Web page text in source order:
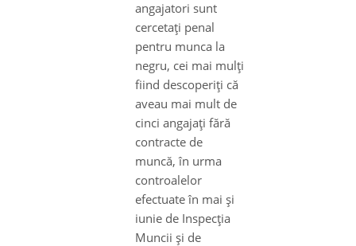
angajatori sunt
cercetaţi penal
pentru munca la
negru, cei mai mulţi
fiind descoperiţi că
aveau mai mult de
cinci angajaţi fără
contracte de
muncă, în urma
controalelor
efectuate în mai şi
iunie de Inspecţia
Muncii şi de